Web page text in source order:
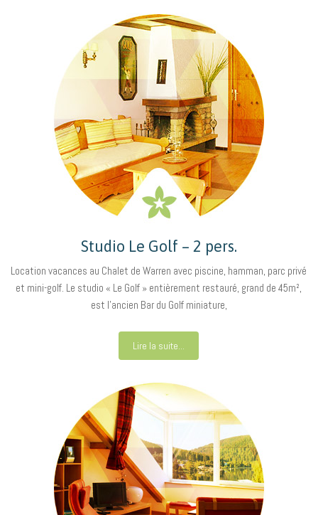
Studio Le Golf – 2 pers.
Location vacances au Chalet de Warren avec piscine, hamman, parc privé
et mini-golf. Le studio « Le Golf » entièrement restauré, grand de 45m²,
est l’ancien Bar du Golf miniature,
Lire la suite...